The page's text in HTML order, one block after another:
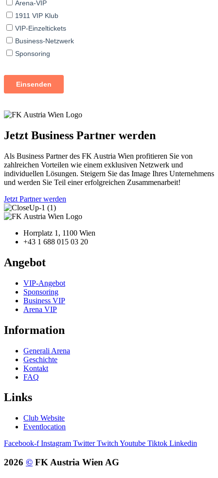
Jetzt Business Partner werden
Als Business Partner des FK Austria Wien profitieren Sie von
zahlreichen Vorteilen wie einem exklusiven Netzwerk und
individuellen Lösungen. Steigern Sie das Image Ihres Unternehmens
und werden Sie Teil einer erfolgreichen Zusammenarbeit!
Jetzt Partner werden
Horrplatz 1, 1100 Wien
+43 1 688 015 03 20
Angebot
VIP-Angebot
Sponsoring
Business VIP
Arena VIP
Information
Generali Arena
Geschichte
Kontakt
FAQ
Links
Club Website
Eventlocation
Facebook-f Instagram Twitter Twitch Youtube Tiktok Linkedin
2026 © FK Austria Wien AG